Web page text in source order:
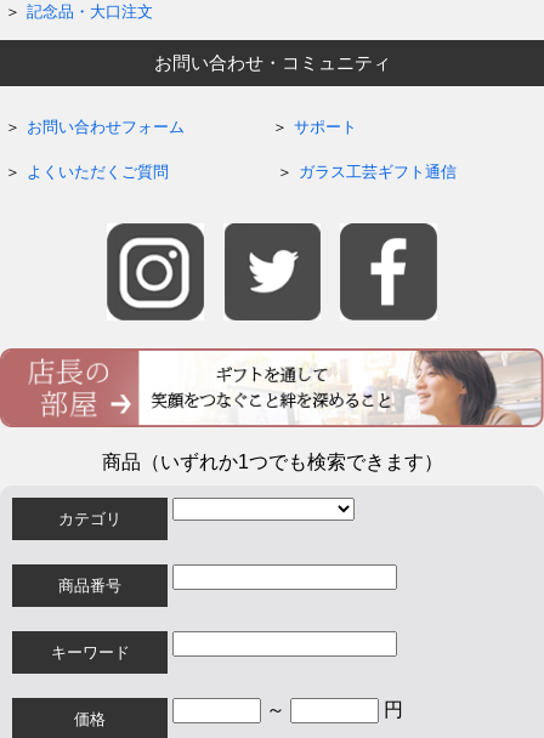
記念品・大口注文
お問い合わせ・コミュニティ
お問い合わせフォーム サポート
よくいただくご質問 ガラス工芸ギフト通信
商品（いずれか1つでも検索できます）
カテゴリ
商品番号
キーワード
価格 ～ 円